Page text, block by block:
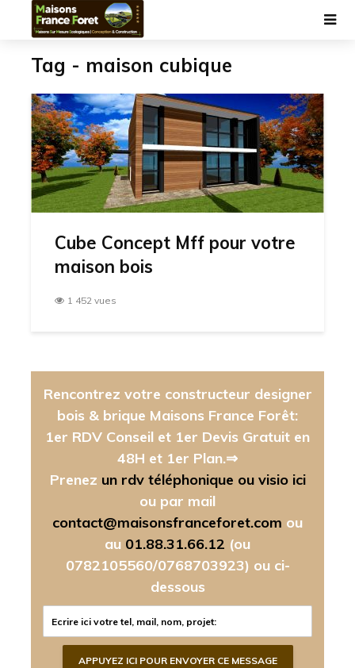
Tag - maison cubique
Cube Concept Mff pour votre
maison bois
1 452 vues
Rencontrez votre constructeur designer
bois & brique Maisons France Forêt:
1er RDV Conseil et 1er Devis Gratuit en
48H et 1er Plan.⇒
Prenez un rdv téléphonique ou visio ici
ou par mail
contact@maisonsfranceforet.com ou
au 01.88.31.66.12 (ou
0782105560/0768703923) ou ci-
dessous